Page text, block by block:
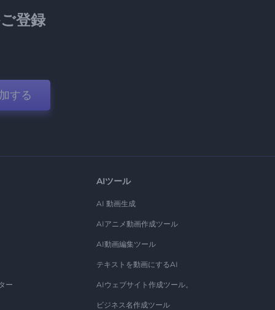
登録
する
ー
AIツール
AI 動画生成
AIアニメ動画作成ツール
AI動画編集ツール
テキストを動画にするAI
AIウェブサイト作成ツール。
ビジネス名作成ツール